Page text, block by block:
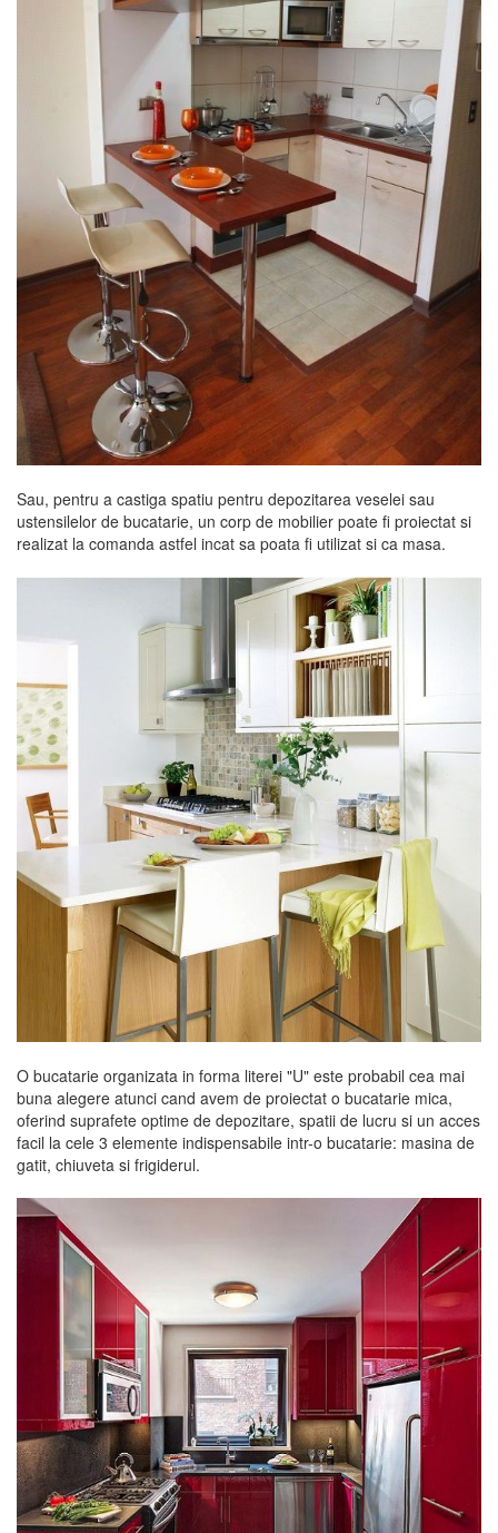
Sau, pentru a castiga spatiu pentru depozitarea veselei sau
ustensilelor de bucatarie, un corp de mobilier poate fi proiectat si
realizat la comanda astfel incat sa poata fi utilizat si ca masa.
O bucatarie organizata in forma literei "U" este probabil cea mai
buna alegere atunci cand avem de proiectat o bucatarie mica,
oferind suprafete optime de depozitare, spatii de lucru si un acces
facil la cele 3 elemente indispensabile intr-o bucatarie: masina de
gatit, chiuveta si frigiderul.